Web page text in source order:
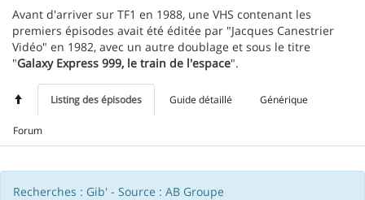
Avant d'arriver sur TF1 en 1988, une VHS contenant les
premiers épisodes avait été éditée par "Jacques Canestrier
Vidéo" en 1982, avec un autre doublage et sous le titre
"Galaxy Express 999, le train de l'espace".
Listing des épisodes Guide détaillé Générique
Forum
Recherches : Gib' - Source : AB Groupe